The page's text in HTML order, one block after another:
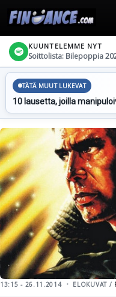
KUUNTELEMME NYT
Soittolista: Bilepoppia
TÄTÄ MUUT LUKEVAT
10 lausetta, joilla
13:15 - 26.11.2014 ELOKUVAT /